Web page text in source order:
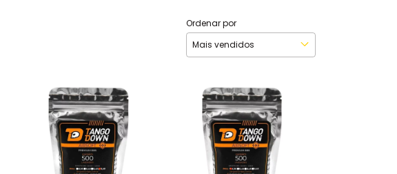
Ordenar por